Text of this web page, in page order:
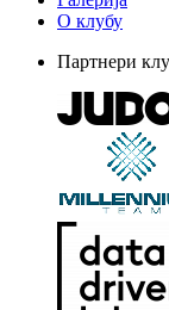
О клубу
Партнери